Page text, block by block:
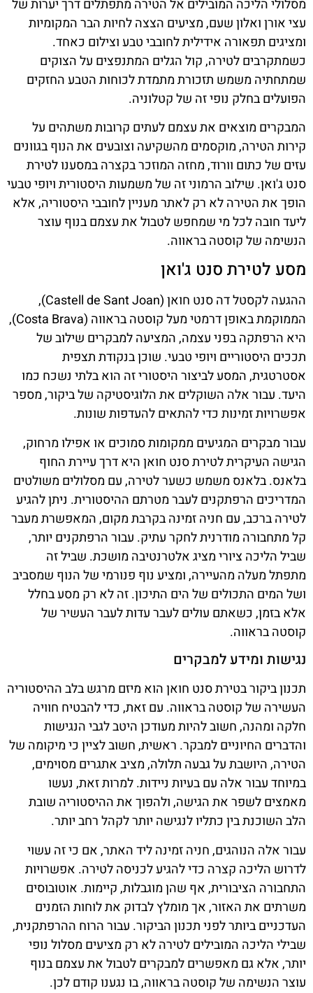
מסלולי הליכה המובילים אל הטירה מתפתלים דרך יערות של
עצי אורן ואלון שעם, מציעים הצצה לחיות הבר המקומיות
ומציגים תפאורה אידילית לחובבי טבע וצילום כאחד.
כשמתקרבים לטירה, קול הגלים המתנפצים על הצוקים
שמתחתיה משמש תזכורת מתמדת לכוחות הטבע החזקים
הפועלים בחלק נופי זה של קטלוניה.
המבקרים מוצאים את עצמם לעתים קרובות משתהים על
קירות הטירה, מוקסמים מהשקיעה וצובעים את הנוף בגוונים
עזים של כתום וורוד, מחזה המוזכר בקצרה במסענו לטירת
סנט ג'ואן. שילוב הרמוני זה של משמעות היסטורית ויופי טבעי
הופך את הטירה לא רק לאתר מעניין לחובבי היסטוריה, אלא
ליעד חובה לכל מי שמחפש לטבול את עצמם בנוף עוצר
הנשימה של קוסטה בראווה.
מסע לטירת סנט ג'ואן
ההגעה לקסטל דה סנט חואן (Castell de Sant Joan),
הממוקמת באופן דרמטי מעל קוסטה בראווה (Costa Brava),
היא הרפתקה בפני עצמה, המציעה למבקרים שילוב של
תככים היסטוריים ויופי טבעי. שוכן בנקודת תצפית
אסטרטגית, המסע לביצור היסטורי זה הוא בלתי נשכח כמו
היעד. עבור אלה השוקלים את הלוגיסטיקה של ביקור, מספר
אפשרויות זמינות כדי להתאים להעדפות שונות.
עבור מבקרים המגיעים ממקומות סמוכים או אפילו מרחוק,
הגישה העיקרית לטירת סנט חואן היא דרך עיירת החוף
בלאנס. בלאנס משמש כשער לטירה, עם מסלולים משולטים
המדריכים הרפתקנים לעבר מטרתם ההיסטורית. ניתן להגיע
לטירה ברכב, עם חניה זמינה בקרבת מקום, המאפשרת מעבר
קל מתחבורה מודרנית לחקר עתיק. עבור הרפתקנים יותר,
שביל הליכה ציורי מציג אלטרנטיבה מושכת. שביל זה
מתפתל מעלה מהעיירה, ומציע נוף פנורמי של הנוף שמסביב
ושל המים התכולים של הים התיכון. זה לא רק מסע בחלל
אלא בזמן, כשאתם עולים לעבר עדות לעבר העשיר של
קוסטה בראווה.
נגישות ומידע למבקרים
תכנון ביקור בטירת סנט חואן הוא מיזם מרגש בלב ההיסטוריה
העשירה של קוסטה בראווה. עם זאת, כדי להבטיח חוויה
חלקה ומהנה, חשוב להיות מעודכן היטב לגבי הנגישות
והדברים החיוניים למבקר. ראשית, חשוב לציין כי מיקומה של
הטירה, היושבת על גבעה תלולה, מציב אתגרים מסוימים,
במיוחד עבור אלה עם בעיות ניידות. למרות זאת, נעשו
מאמצים לשפר את הגישה, ולהפוך את ההיסטוריה שובת
הלב השוכנת בין כתליו לנגישה יותר לקהל רחב יותר.
עבור אלה הנוהגים, חניה זמינה ליד האתר, אם כי זה עשוי
לדרוש הליכה קצרה כדי להגיע לכניסה לטירה. אפשרויות
התחבורה הציבורית, אף שהן מוגבלות, קיימות. אוטובוסים
משרתים את האזור, אך מומלץ לבדוק את לוחות הזמנים
העדכניים ביותר לפני תכנון הביקור. עבור הרוח ההרפתקנית,
שבילי הליכה המובילים לטירה לא רק מציעים מסלול נופי
יותר, אלא גם מאפשרים למבקרים לטבול את עצמם בנוף
עוצר הנשימה של קוסטה בראווה, בו נגענו קודם לכן.